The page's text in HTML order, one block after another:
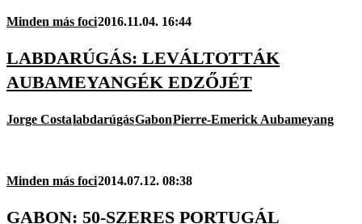
Minden más foci2016.11.04. 16:44
LABDARÚGÁS: LEVÁLTOTTÁK
AUBAMEYANGÉK EDZŐJÉT
Jorge CostalabdarúgásGabonPierre-Emerick Aubameyang
Minden más foci2014.07.12. 08:38
GABON: 50-SZERES PORTUGÁL